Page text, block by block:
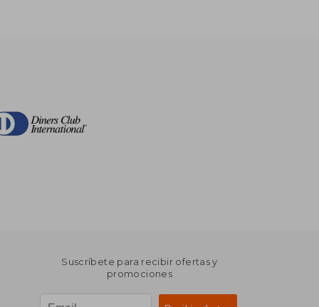
Suscríbete para recibir ofertas y
promociones